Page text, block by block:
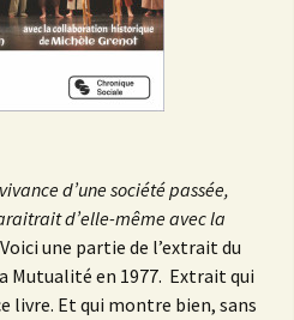
d’une société passée,
d’elle-même avec la
Voici une partie de l’extrait du
Mutualité en 1977. Extrait qui
livre. Et qui montre bien, sans